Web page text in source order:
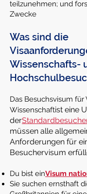
teilzunehmen; und
Zwecke
Was sind die
Wissenschafts-
Das Besuchsvisum
Wissenschaftist eine
der
müssen alle
Anforderungen für
Besuchervisum
Du bist einVisum
Sie suchen ernsthaft